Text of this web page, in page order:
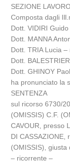
SEZIONE LAVORO
Composta dagli
Dott. VIDIRI
Dott. MANNA
Dott. TRIA Lucia
Dott.
Dott. GHINOY
ha pronunciato la
SENTENZA
sul ricorso 6730/
(OMISSIS) C.F.
CAVOUR, presso
DI CASSAZIONE,
(OMISSIS), giusta
– ricorrente –